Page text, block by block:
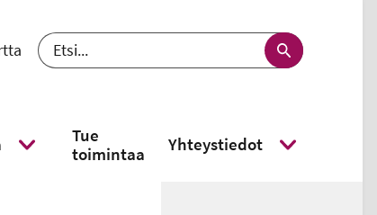
- nykyinen kieli suomi Etsi
Näytä alavalikko
Tue
toimintaa
Yhteystiedot